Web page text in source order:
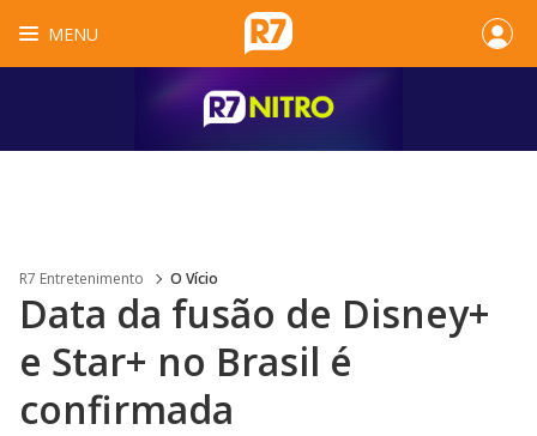
MENU
R7 Entretenimento O Vício
Data da fusão de Disney+
e Star+ no Brasil é
confirmada